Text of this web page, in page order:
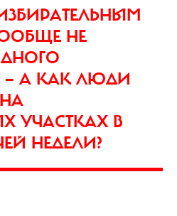
НЕ
— А КАК ЛЮДИ
УЧАСТКАХ В
НЕДЕЛИ?